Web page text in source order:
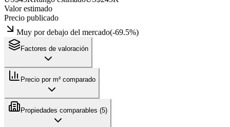
Valor estimado
Precio publicado
Muy por debajo del mercado(-69.5%)
Factores de valoración
Precio por m² comparado
Propiedades comparables (5)